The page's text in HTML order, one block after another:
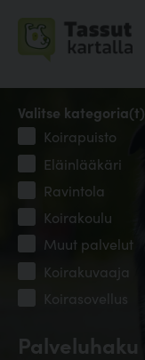
Palveluhaku
Valitse kategoria(t)
Koirapuisto
Eläinlääkäri
Ravintola
Koirakoulu
Muut palvelut
Koirakuvaaja
Koirasovellus